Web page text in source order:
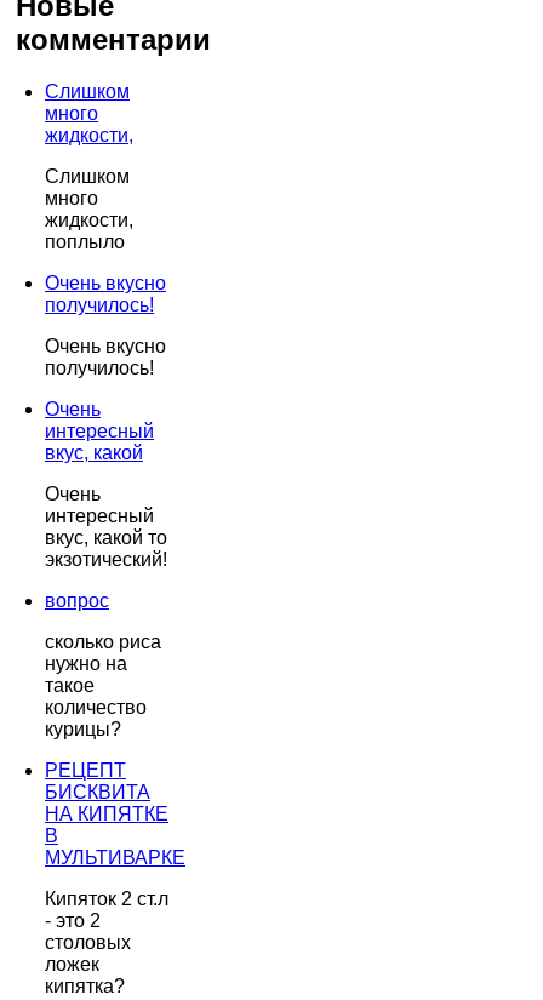
комментарии
Слишком
много
жидкости,
Слишком
много
жидкости,
поплыло
Очень вкусно
получилось!
Очень вкусно
получилось!
Очень
интересный
вкус, какой
Очень
интересный
вкус, какой то
экзотический!
вопрос
сколько риса
нужно на
такое
количество
курицы?
РЕЦЕПТ
БИСКВИТА
НА КИПЯТКЕ
В
МУЛЬТИВАРКЕ
Кипяток 2 ст.л
- это 2
столовых
ложек
кипятка?